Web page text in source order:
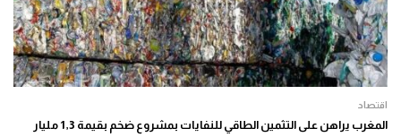
اقتصاد
المغرب يراهن على التثمين الطاقي للنفايات بمشروع ضخم بقيمة 1,3 مليار